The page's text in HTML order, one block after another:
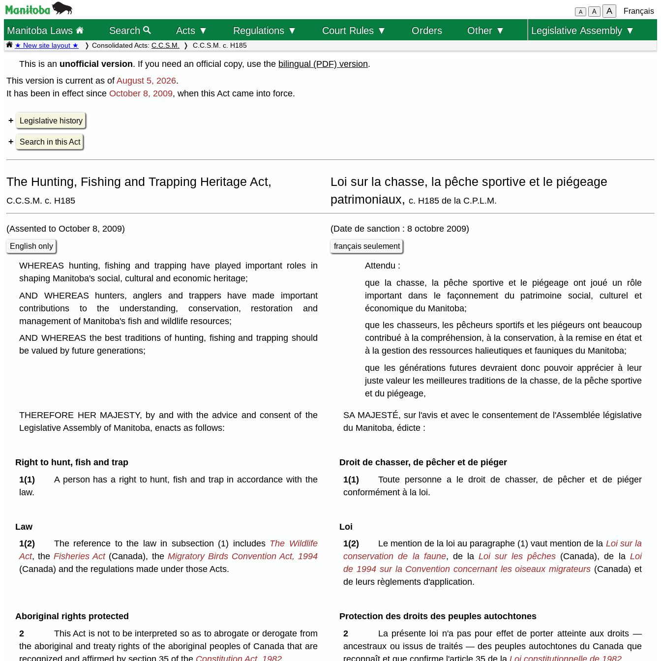
A A A Français
Manitoba Laws Search Acts ▼ Regulations ▼ Court Rules ▼ Orders Other ▼ Legislative Assembly ▼
★ New site layout ★ Consolidated Acts: C.C.S.M. C.C.S.M. c. H185
This is an unofficial version. If you need an official copy, use the bilingual (PDF) version.
This version is current as of August 5, 2026.
It has been in effect since October 8, 2009, when this Act came into force.
Legislative history
Search in this Act
The Hunting, Fishing and Trapping Heritage Act,
C.C.S.M. c. H185
Loi sur la chasse, la pêche sportive et le piégeage
patrimoniaux, c. H185 de la C.P.L.M.
(Assented to October 8, 2009) (Date de sanction : 8 octobre 2009)
English only français seulement
WHEREAS hunting, fishing and trapping have played important roles in
shaping Manitoba's social, cultural and economic heritage;
AND WHEREAS hunters, anglers and trappers have made important
contributions to the understanding, conservation, restoration and
management of Manitoba's fish and wildlife resources;
AND WHEREAS the best traditions of hunting, fishing and trapping should
be valued by future generations;
Attendu :
que la chasse, la pêche sportive et le piégeage ont joué un rôle
important dans le façonnement du patrimoine social, culturel et
économique du Manitoba;
que les chasseurs, les pêcheurs sportifs et les piégeurs ont beaucoup
contribué à la compréhension, à la conservation, à la remise en état et
à la gestion des ressources halieutiques et fauniques du Manitoba;
que les générations futures devraient donc pouvoir apprécier à leur
juste valeur les meilleures traditions de la chasse, de la pêche sportive
et du piégeage,
THEREFORE HER MAJESTY, by and with the advice and consent of the
Legislative Assembly of Manitoba, enacts as follows:
SA MAJESTÉ, sur l'avis et avec le consentement de l'Assemblée législative
du Manitoba, édicte :
Right to hunt, fish and trap
1(1)
A person has a right to hunt, fish and trap in accordance with the
law.
Droit de chasser, de pêcher et de piéger
1(1)
Toute personne a le droit de chasser, de pêcher et de piéger
conformément à la loi.
Law
1(2)
The reference to the law in subsection (1) includes The Wildlife
Act, theFisheries Act(Canada), the Migratory Birds Convention Act, 1994
(Canada) and the regulations made under those Acts.
Loi
1(2)
Le mention de la loi au paragraphe (1) vaut mention de la Loi sur la
conservation de la faune, de la Loi sur les pêches (Canada), de la Loi
de 1994 sur la Convention concernant les oiseaux migrateurs (Canada) et
de leurs règlements d'application.
Aboriginal rights protected
2
This Act is not to be interpreted so as to abrogate or derogate from
the aboriginal and treaty rights of the aboriginal peoples of Canada that are
Protection des droits des peuples autochtones
2
La présente loi n'a pas pour effet de porter atteinte aux droits —
ancestraux ou issus de traités — des peuples autochtones du Canada que